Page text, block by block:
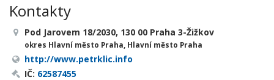
Kontakty
Pod Jarovem 18/2030, 130 00 Praha 3-Žižkov
okres Hlavní město Praha, Hlavní město Praha
http://www.petrklic.info
IČ: 62587455